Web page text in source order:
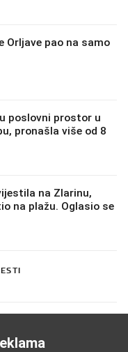
Orljave pao na samo
poslovni prostor u
pronašla više od 8
na Zlarinu,
na plažu. Oglasio se